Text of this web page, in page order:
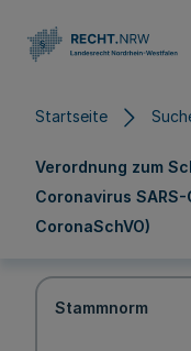
Startseite
Verordnung zum
Coronavirus
CoronaSchVO)
Stammnorm